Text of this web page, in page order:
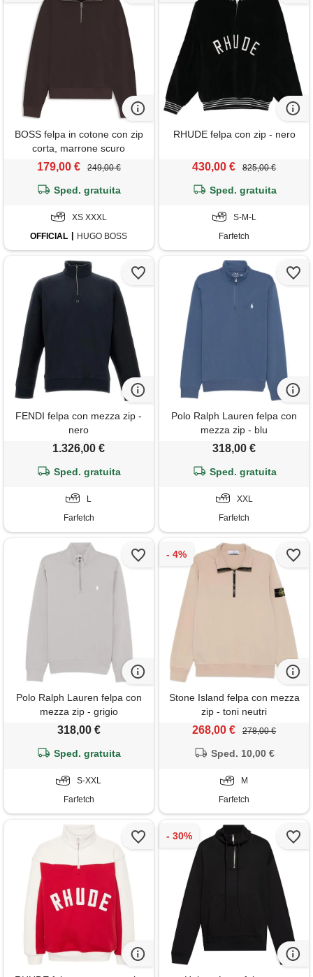
BOSS felpa in cotone con zip
corta, marrone scuro
179,00 € 249,00 €
Sped. gratuita
XS XXXL
OFFICIAL
HUGO BOSS
RHUDE felpa con zip - nero
430,00 € 825,00 €
Sped. gratuita
S-M-L
Farfetch
FENDI felpa con mezza zip -
nero
1.326,00 €
Sped. gratuita
L
Farfetch
Polo Ralph Lauren felpa con
mezza zip - blu
318,00 €
Sped. gratuita
XXL
Farfetch
Polo Ralph Lauren felpa con
mezza zip - grigio
318,00 €
Sped. gratuita
S-XXL
Farfetch
Stone Island felpa con mezza
zip - toni neutri
268,00 € 278,00 €
Sped. 10,00 €
M
Farfetch